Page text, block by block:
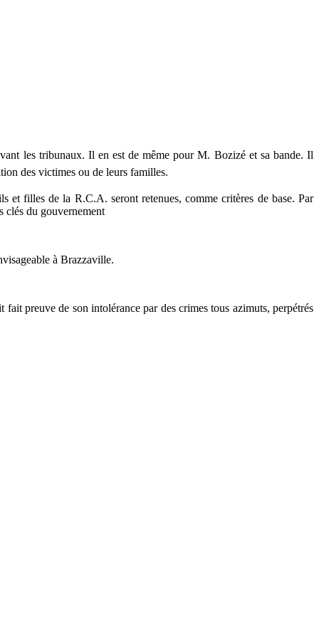
les tribunaux. Il en est de même pour M. Bozizé et sa bande. Il
des victimes ou de leurs familles.
et filles de la R.C.A. seront retenues, comme critères de base. Par
clés du gouvernement
à Brazzaville.
preuve de son intolérance par des crimes tous azimuts, perpétrés